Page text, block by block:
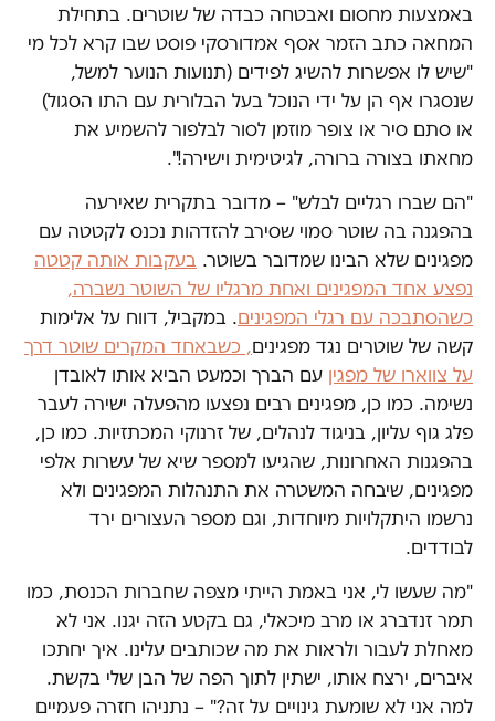
באמצעות מחסום ואבטחה כבדה של שוטרים. בתחילת
המחאה כתב הזמר אסף אמדורסקי פוסט שבו קרא לכל מי
"שיש לו אפשרות להשיג לפידים (תנועות הנוער למשל,
שנסגרו אף הן על ידי הנוכל בעל הבלורית עם התו הסגול)
או סתם סיר או צופר מוזמן לסור לבלפור להשמיע את
מחאתו בצורה ברורה, לגיטימית וישירה!".
"הם שברו רגליים לבלש" – מדובר בתקרית שאירעה
בהפגנה בה שוטר סמוי שסירב להזדהות נכנס לקטטה עם
מפגינים שלא הבינו שמדובר בשוטר. בעקבות אותה קטטה
נפצע אחד המפגינים ואחת מרגליו של השוטר נשברה,
כשהסתבכה עם רגלי המפגינים. במקביל, דווח על אלימות
קשה של שוטרים נגד מפגינים, כשבאחד המקרים שוטר דרך
על צווארו של מפגין עם הברך וכמעט הביא אותו לאובדן
נשימה. כמו כן, מפגינים רבים נפצעו מהפעלה ישירה לעבר
פלג גוף עליון, בניגוד לנהלים, של זרנוקי המכתזיות. כמו כן,
בהפגנות האחרונות, שהגיעו למספר שיא של עשרות אלפי
מפגינים, שיבחה המשטרה את התנהלות המפגינים ולא
נרשמו היתקלויות מיוחדות, וגם מספר העצורים ירד
לבודדים.
"מה שעשו לי, אני באמת הייתי מצפה שחברות הכנסת, כמו
תמר זנדברג או מרב מיכאלי, גם בקטע הזה יגנו. אני לא
מאחלת לעבור ולראות את מה שכותבים עלינו. איך יחתכו
איברים, ירצח אותו, ישתין לתוך הפה של הבן שלי בקשת.
למה אני לא שומעת גינויים על זה?" – נתניהו חזרה פעמיים